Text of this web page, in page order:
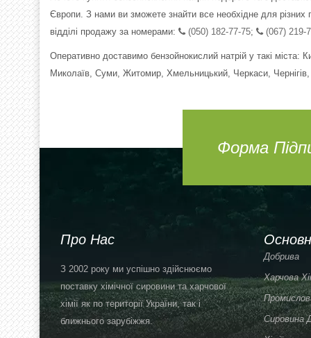
Європи. З нами ви зможете знайти все необхідне для різних
відділі продажу за номерами:
(050) 182-77-75; (067) 219-
Оперативно доставимо бензойнокислий натрій у такі міста:
Миколаїв, Суми, Житомир, Хмельницький, Черкаси, Чернігів,
Форма
Про Нас
З 2002 року ми успішно здійснюємо
поставку хімічної сировини та харчової
хімії як по території України, так і
ближнього зарубіжжя.
Добрива
Харчова
Сировина